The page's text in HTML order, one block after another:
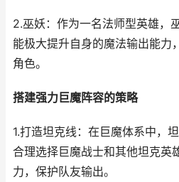
2.巫妖：作为一名法师型英雄，
能极大提升自身的魔法输出能力
角色。
搭建强力巨魔阵容的策略
1.打造坦克线：在巨魔体系中，
合理选择巨魔战士和其他坦克英
力，保护队友输出。